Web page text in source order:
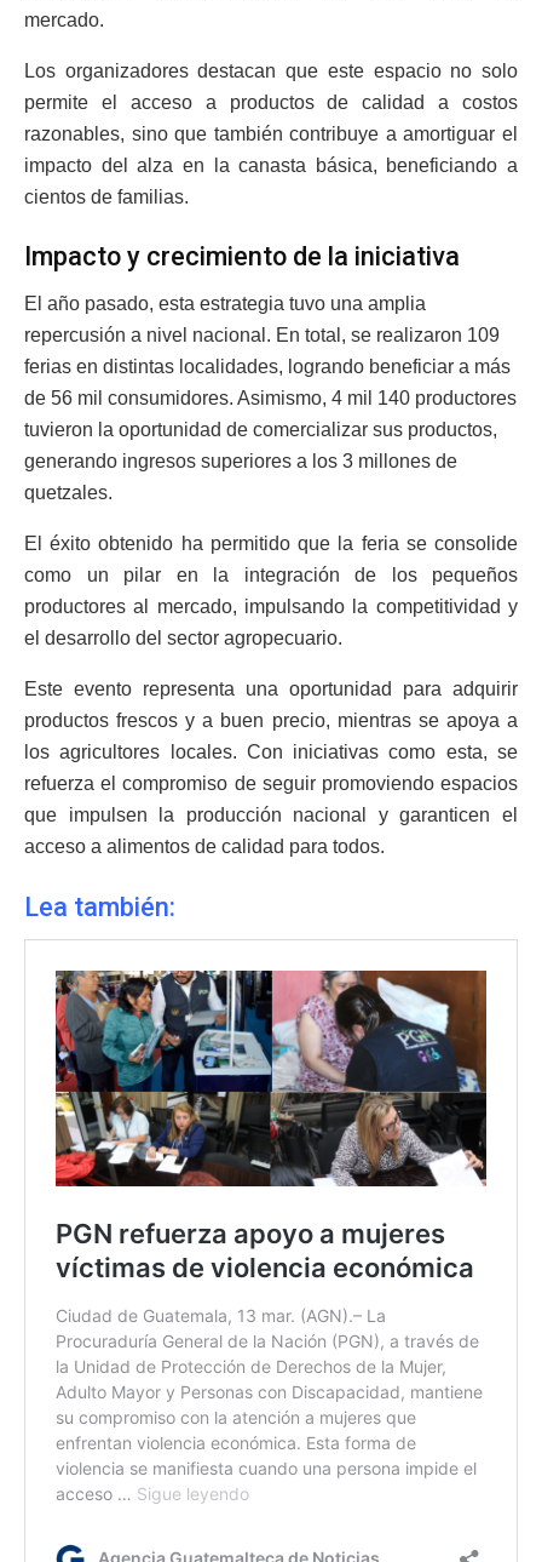
mercado.
Los organizadores destacan que este espacio no solo
permite el acceso a productos de calidad a costos
razonables, sino que también contribuye a amortiguar el
impacto del alza en la canasta básica, beneficiando a
cientos de familias.
Impacto y crecimiento de la iniciativa
El año pasado, esta estrategia tuvo una amplia
repercusión a nivel nacional. En total, se realizaron 109
ferias en distintas localidades, logrando beneficiar a más
de 56 mil consumidores. Asimismo, 4 mil 140 productores
tuvieron la oportunidad de comercializar sus productos,
generando ingresos superiores a los 3 millones de
quetzales.
El éxito obtenido ha permitido que la feria se consolide
como un pilar en la integración de los pequeños
productores al mercado, impulsando la competitividad y
el desarrollo del sector agropecuario.
Este evento representa una oportunidad para adquirir
productos frescos y a buen precio, mientras se apoya a
los agricultores locales. Con iniciativas como esta, se
refuerza el compromiso de seguir promoviendo espacios
que impulsen la producción nacional y garanticen el
acceso a alimentos de calidad para todos.
Lea también: